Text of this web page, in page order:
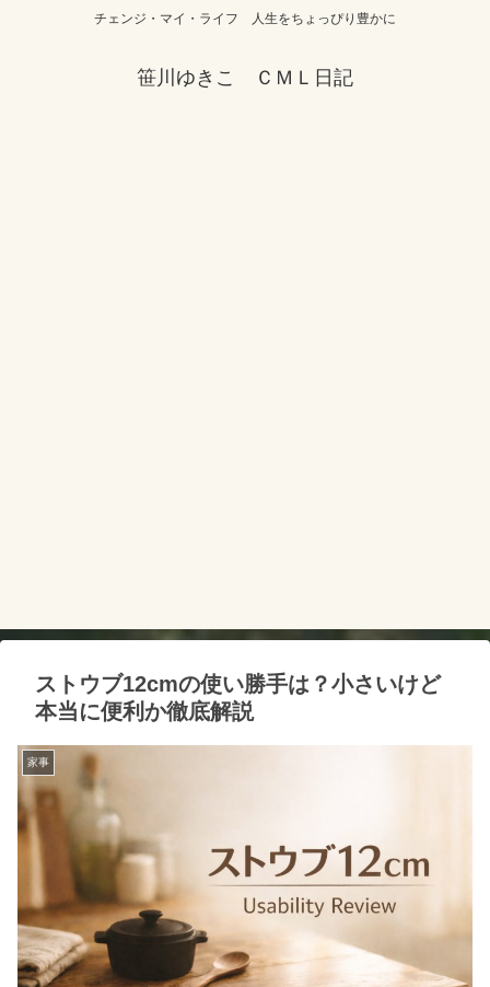
チェンジ・マイ・ライフ 人生をちょっぴり豊かに
笹川ゆきこ ＣＭＬ日記
ストウブ12cmの使い勝手は？小さいけど
本当に便利か徹底解説
家事